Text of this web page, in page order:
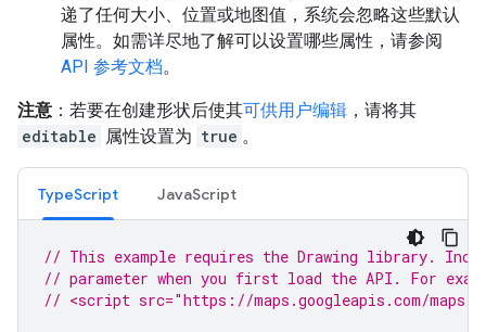
递了任何大小、位置或地图值，系统会忽略这些默认
属性。如需详尽地了解可以设置哪些属性，请参阅
API 参考文档。
注意 ：若要在创建形状后使其可供用户编辑 ，请将其
editable 属性设置为 true 。
TypeScript JavaScript
// This example requires the Drawing library.
// parameter when you first load the API. For
// <script src="https://maps.googleapis.com/maps/